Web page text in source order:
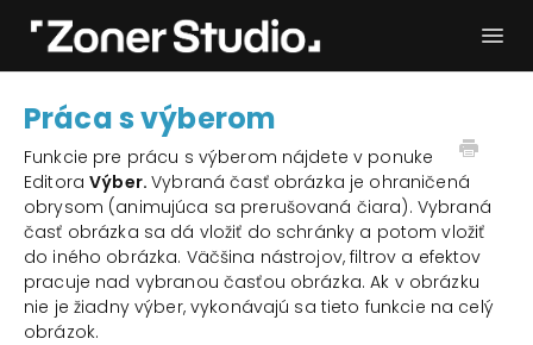
Používateľský manuál Kontakt
Práca s výberom
Funkcie pre prácu s výberom nájdete v ponuke
EditoraVýber.Vybraná časť obrázka je ohraničená
obrysom (animujúca sa prerušovaná čiara). Vybraná
časť obrázka sa dá vložiť do schránky a potom vložiť
do iného obrázka. Väčšina nástrojov, filtrov a efektov
pracuje nad vybranou časťou obrázka. Ak v obrázku
nie je žiadny výber, vykonávajú sa tieto funkcie na celý
obrázok.